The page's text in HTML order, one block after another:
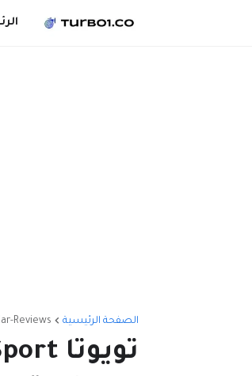
الصفحة الرئيسية Reviews